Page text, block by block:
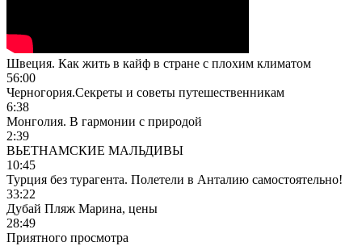
Швеция. Как жить в кайф в стране с плохим климатом
56:00
Черногория.Секреты и советы путешественникам
6:38
Монголия. В гармонии с природой
2:39
ВЬЕТНАМСКИЕ МАЛЬДИВЫ
10:45
Турция без турагента. Полетели в Анталию самостоятельно!
33:22
Дубай Пляж Марина, цены
28:49
Приятного просмотра